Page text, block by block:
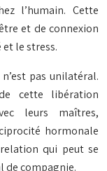
l’humain. Cette
et de connexion
le stress.
pas unilatéral.
cette libération
leurs maîtres,
hormonale
qui peut se
de compagnie.